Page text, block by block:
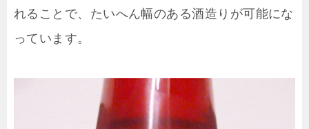
れることで、たいへん幅のある酒造りが可能にな
っています。